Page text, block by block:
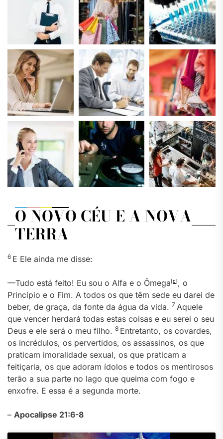
O NOVO CÉU E A NOVA
TERRA
6 E Ele ainda me disse:
—Tudo está feito! Eu sou o Alfa e o Ômega[c], o
Princípio e o Fim. A todos os que têm sede eu darei de
beber, de graça, da fonte da água da vida. 7 Aquele
que vencer herdará todas estas coisas e eu serei o seu
Deus e ele será o meu filho. 8 Entretanto, os covardes,
os incrédulos, os pervertidos, os assassinos, os que
praticam imoralidade sexual, os que praticam a
feitiçaria, os que adoram ídolos e todos os mentirosos
terão a sua parte no lago que queima com fogo e
enxofre. E essa é a segunda morte.
– Apocalipse 21:6-8